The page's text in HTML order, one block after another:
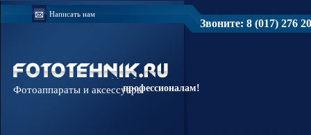
Написать нам
Звоните: 8 (017) 276
Доверяйте
профессионалам!
Фотоаппараты и аксессуары